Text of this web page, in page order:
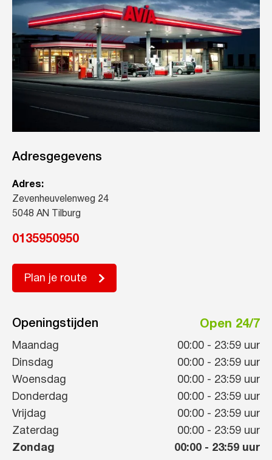
Adresgegevens
Adres:
Zevenheuvelenweg 24
5048 AN Tilburg
0135950950
Plan je route
Openingstijden Open 24/7
Maandag 00:00 - 23:59 uur
Dinsdag
00:00 - 23:59 uur
Woensdag
00:00 - 23:59 uur
Donderdag
00:00 - 23:59 uur
Vrijdag
00:00 - 23:59 uur
Zaterdag
00:00 - 23:59 uur
Zondag
00:00 - 23:59 uur